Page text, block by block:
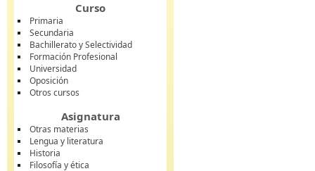
Curso
Primaria
Secundaria
Bachillerato y Selectividad
Formación Profesional
Universidad
Oposición
Otros cursos
Asignatura
Otras materias
Lengua y literatura
Historia
Filosofía y ética